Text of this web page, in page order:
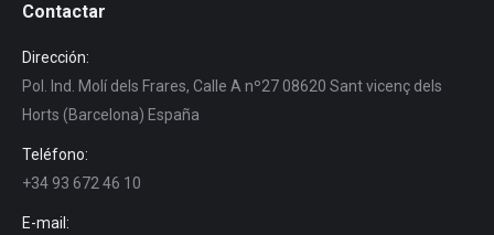
Contactar
Dirección:
Pol. Ind. Molí dels Frares, Calle A nº27 08620 Sant vicenç dels
Horts (Barcelona) España
Teléfono:
+34 93 672 46 10
E-mail: